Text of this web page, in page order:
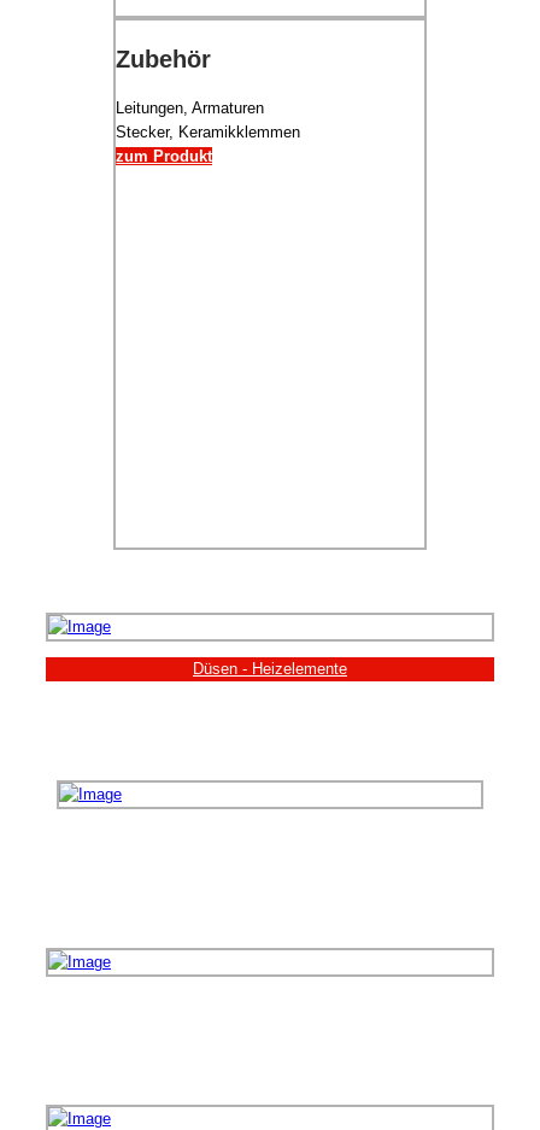
Zubehör
Leitungen, Armaturen
Stecker, Keramikklemmen
zum Produkt
Düsen - Heizelemente